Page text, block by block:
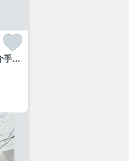
スプランディッド新大阪VI 仲介手数料無料